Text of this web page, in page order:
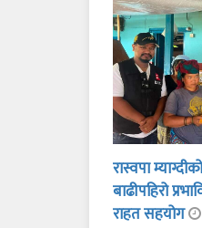
रास्वपा
बाढीपहिरो
राहत सहयोग